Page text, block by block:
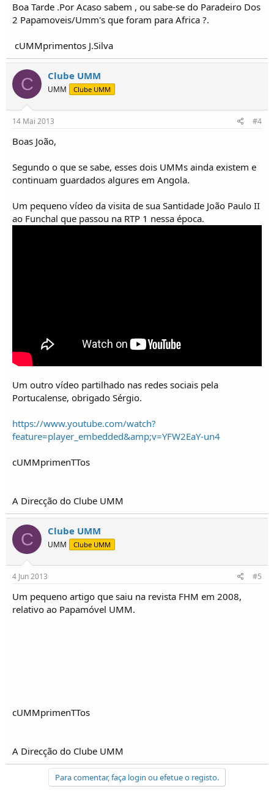
Boa Tarde .Por Acaso sabem , ou sabe-se do Paradeiro Dos
2 Papamoveis/Umm's que foram para Africa ?.
cUMMprimentos J.Silva
C Clube UMM
UMM Clube UMM
14 Mai 2013 #4
Boas João,
Segundo o que se sabe, esses dois UMMs ainda existem e
continuam guardados algures em Angola.
Um pequeno vídeo da visita de sua Santidade João Paulo II
ao Funchal que passou na RTP 1 nessa época.
Um outro vídeo partilhado nas redes sociais pela
Portucalense, obrigado Sérgio.
https://www.youtube.com/watch?
feature=player_embedded&amp;v=YFW2EaY-un4
cUMMprimenTTos
A Direcção do Clube UMM
C Clube UMM
UMM Clube UMM
4 Jun 2013 #5
Um pequeno artigo que saiu na revista FHM em 2008,
relativo ao Papamóvel UMM.
cUMMprimenTTos
A Direcção do Clube UMM
Para comentar, faça login ou efetue o registo.